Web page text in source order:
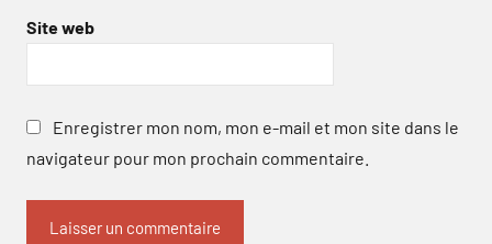
Site web
Enregistrer mon nom, mon e-mail et mon site dans le
navigateur pour mon prochain commentaire.